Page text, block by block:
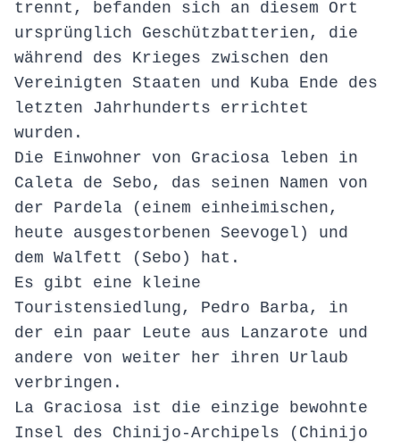
trennt, befanden sich an diesem Ort
ursprünglich Geschützbatterien, die
während des Krieges zwischen den
Vereinigten Staaten und Kuba Ende des
letzten Jahrhunderts errichtet
wurden.
Die Einwohner von Graciosa leben in
Caleta de Sebo, das seinen Namen von
der Pardela (einem einheimischen,
heute ausgestorbenen Seevogel) und
dem Walfett (Sebo) hat.
Es gibt eine kleine
Touristensiedlung, Pedro Barba, in
der ein paar Leute aus Lanzarote und
andere von weiter her ihren Urlaub
verbringen.
La Graciosa ist die einzige bewohnte
Insel des Chinijo-Archipels (Chinijo